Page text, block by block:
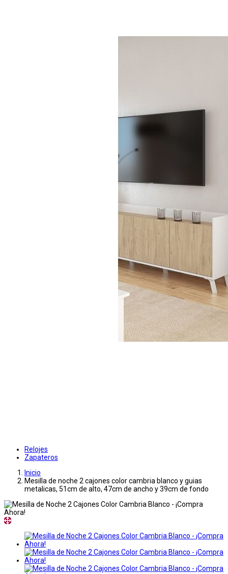
Relojes
Zapateros
Inicio
Mesilla de noche 2 cajones color cambria blanco y guias
metalicas, 51cm de alto, 47cm de ancho y 39cm de fondo